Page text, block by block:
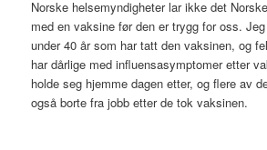
Norske helsemyndigheter lar ikke det
med en vaksine før den er trygg for oss.
under 40 år som har tatt den vaksinen, og
har dårlige med influensasymptomer etter
holde seg hjemme dagen etter, og flere av
også borte fra jobb etter de tok vaksinen.